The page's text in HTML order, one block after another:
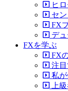
ヒ
セ
FX
デ
FXを学ぶ
FX
注
私
上